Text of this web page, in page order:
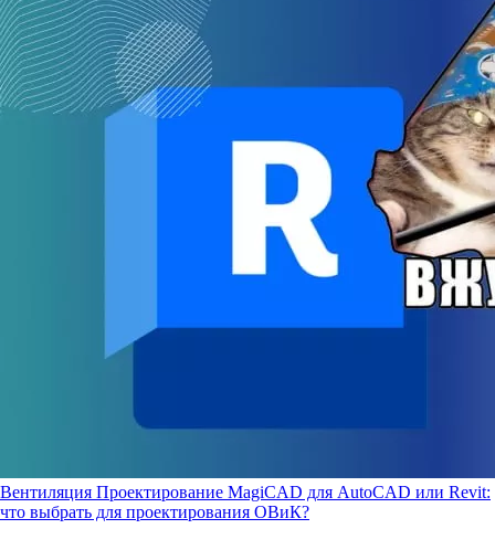
Вентиляция Проектирование MagiCAD для AutoCAD или Revit:
что выбрать для проектирования ОВиК?